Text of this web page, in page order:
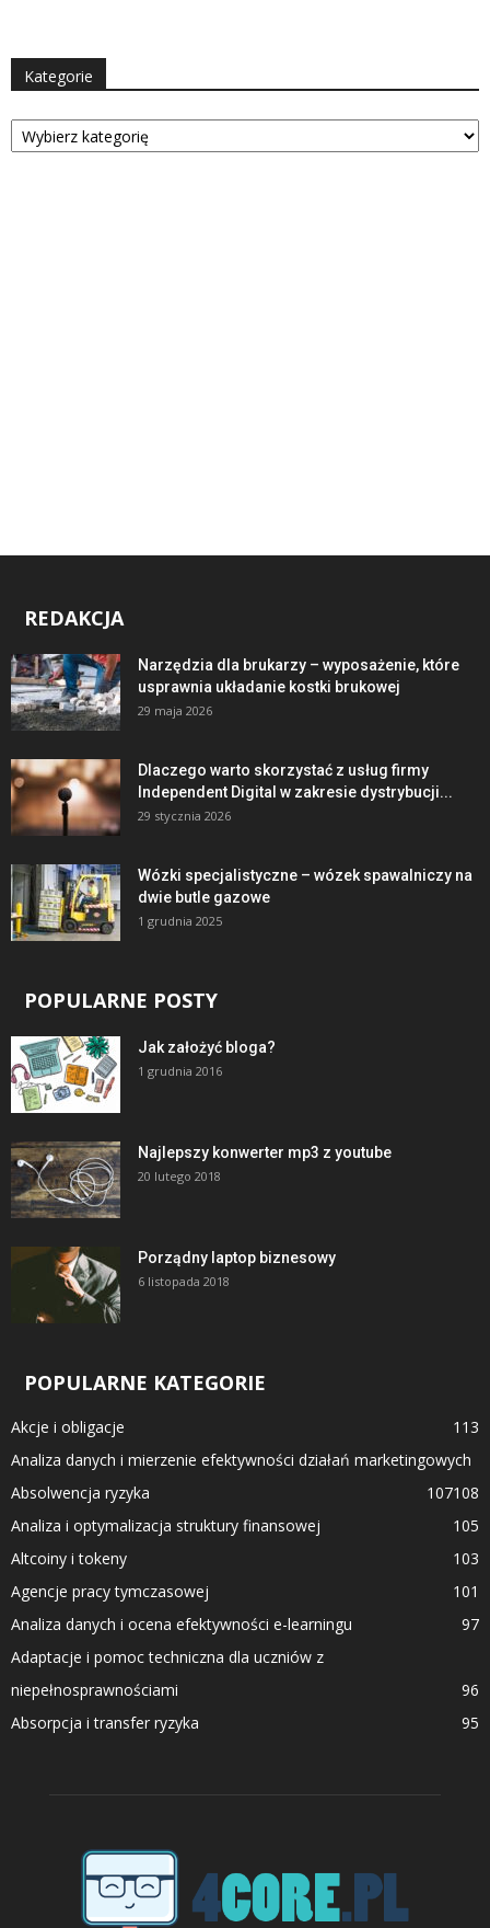
Kategorie
Kategorie
REDAKCJA
Narzędzia dla brukarzy – wyposażenie, które
usprawnia układanie kostki brukowej
29 maja 2026
Dlaczego warto skorzystać z usług firmy
Independent Digital w zakresie dystrybucji...
29 stycznia 2026
Wózki specjalistyczne – wózek spawalniczy na
dwie butle gazowe
1 grudnia 2025
POPULARNE POSTY
Jak założyć bloga?
1 grudnia 2016
Najlepszy konwerter mp3 z youtube
20 lutego 2018
Porządny laptop biznesowy
6 listopada 2018
POPULARNE KATEGORIE
Akcje i obligacje
113
Analiza danych i mierzenie efektywności działań marketingowych
108
Absolwencja ryzyka
107
Analiza i optymalizacja struktury finansowej
105
Altcoiny i tokeny
103
Agencje pracy tymczasowej
101
Analiza danych i ocena efektywności e-learningu
97
Adaptacje i pomoc techniczna dla uczniów z
niepełnosprawnościami
96
Absorpcja i transfer ryzyka
95